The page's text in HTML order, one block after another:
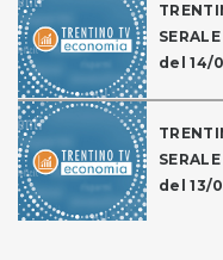
SERALE
del 14/
SERALE
del 13/